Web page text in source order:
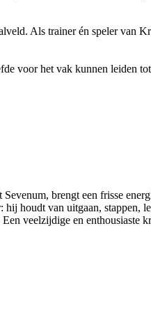
Als trainer én speler van
voor het vak kunnen leiden tot
brengt een frisse
houdt van uitgaan, stappen,
veelzijdige en enthousiaste